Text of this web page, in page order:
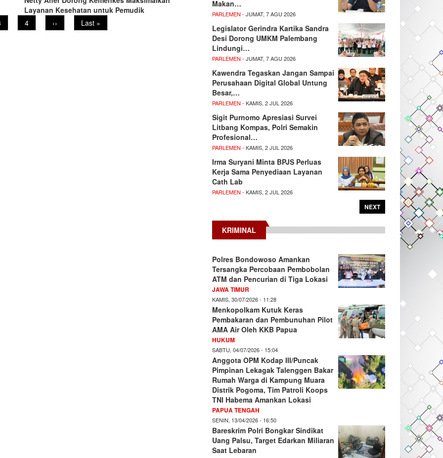
Layanan Kesehatan untuk Pemudik
Page
4
Next
page
››
Last
page
Last »
Makan…
PARLEMEN - JUMAT, 7 AGU 2026
Legislator Gerindra Kartika Sandra
Desi Dorong UMKM Palembang
Lindungi…
PARLEMEN - JUMAT, 7 AGU 2026
Kawendra Tegaskan Jangan Sampai
Perusahaan Digital Global Untung
Besar,…
PARLEMEN - KAMIS, 2 JUL 2026
Sigit Purnomo Apresiasi Survei
Litbang Kompas, Polri Semakin
Profesional…
PARLEMEN - KAMIS, 2 JUL 2026
Irma Suryani Minta BPJS Perluas
Kerja Sama Penyediaan Layanan
Cath Lab
PARLEMEN - KAMIS, 2 JUL 2026
NEXT
KRIMINAL
Polres Bondowoso Amankan
Tersangka Percobaan Pembobolan
ATM dan Pencurian di Tiga Lokasi
JAWA TIMUR
KAMIS, 30/07/2026 - 11:28
Menkopolkam Kutuk Keras
Pembakaran dan Pembunuhan Pilot
AMA Air Oleh KKB Papua
HUKUM
SABTU, 04/07/2026 - 15:04
Anggota OPM Kodap III/Puncak
Pimpinan Lekagak Talenggen Bakar
Rumah Warga di Kampung Muara
Distrik Pogoma, Tim Patroli Koops
TNI Habema Amankan Lokasi
PAPUA TENGAH
SENIN, 13/04/2026 - 16:50
Bareskrim Polri Bongkar Sindikat
Uang Palsu, Target Edarkan Miliaran
Saat Lebaran